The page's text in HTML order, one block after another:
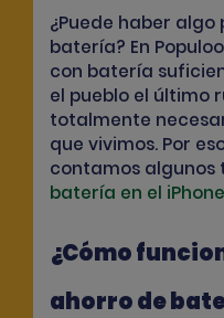
¿Puede haber
batería? En
con batería
el pueblo el último
totalmente
que vivimos. Por
contamos algunos
batería en el
¿Cómo
ahorro de